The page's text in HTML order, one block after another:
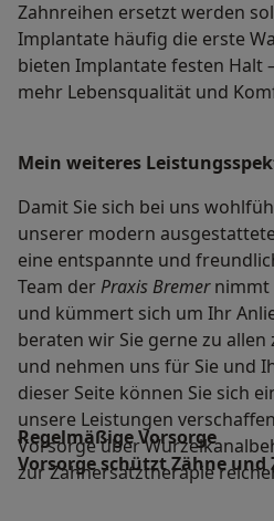
Zahnreihen ersetzt werden
Implantate häufig die erste
bieten Implantate festen Halt
mehr Lebensqualität und
Mein weiteres
Damit Sie sich bei uns
unserer modern
eine entspannte und
Team derPraxis Bremernimmt
und kümmert sich um Ihr
beraten wir Sie gerne zu
und nehmen uns für Sie und
dieser Seite können Sie sich
unsere Leistungen
Vorsorge über
zur Zahnersatztherapie
Regelmäßige Vorsorge
Vorsorge schützt Zähne und